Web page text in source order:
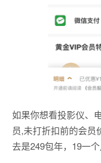
如果你想看投影仪、
员,未打折扣前的会员
去是249包年，19一